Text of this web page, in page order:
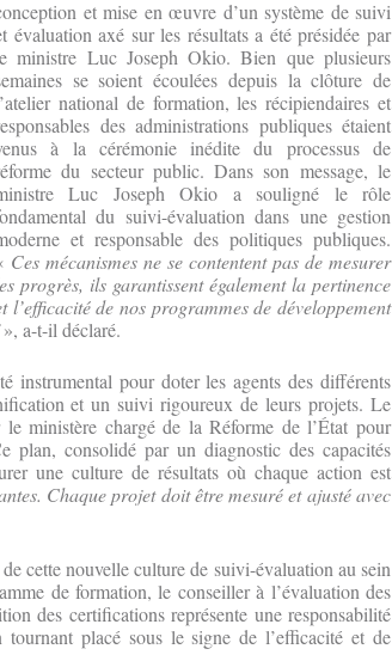
et mise en œuvre d’un système de suivi
évaluation axé sur les résultats a été présidée par
ministre Luc Joseph Okio. Bien que plusieurs
se soient écoulées depuis la clôture de
national de formation, les récipiendaires et
des administrations publiques étaient
à la cérémonie inédite du processus de
du secteur public. Dans son message, le
Luc Joseph Okio a souligné le rôle
du suivi-évaluation dans une gestion
et responsable des politiques publiques.
Ces mécanismes ne se contentent pas de mesurer
progrès, ils garantissent également la pertinence
l’efficacité de nos programmes de développement
», a-t-il déclaré.
pour doter les agents des différents
et un suivi rigoureux de leurs projets. Le
ministère chargé de la Réforme de l’État pour
plan, consolidé par un diagnostic des capacités
une culture de résultats où chaque action est
Chaque projet doit être mesuré et ajusté avec
cette nouvelle culture de suivi-évaluation au sein
de formation, le conseiller à l’évaluation des
des certifications représente une responsabilité
placé sous le signe de l’efficacité et de